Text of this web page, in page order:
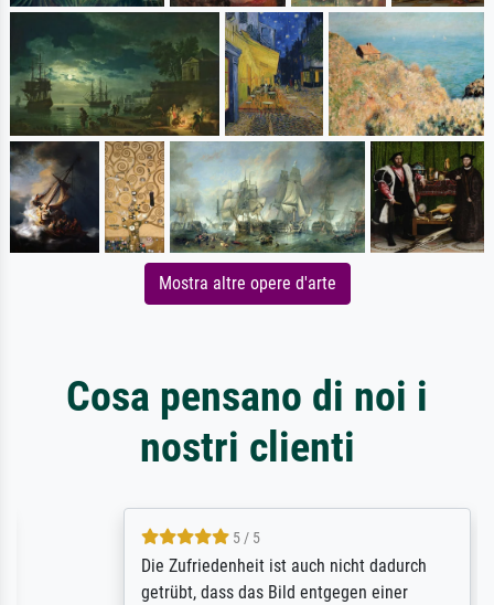
Mostra altre opere d'arte
Cosa pensano di noi i
nostri clienti
5 / 5
Die Zufriedenheit ist auch nicht dadurch
getrübt, dass das Bild entgegen einer